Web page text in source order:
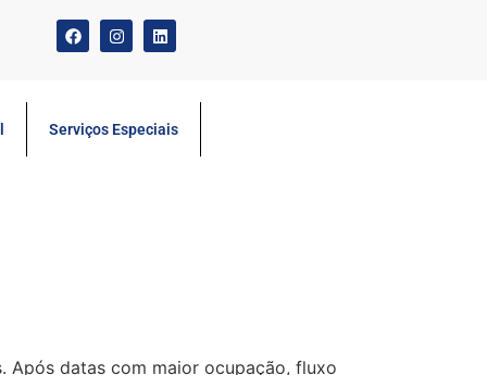
Serviços Especiais
Após datas com maior ocupação, fluxo